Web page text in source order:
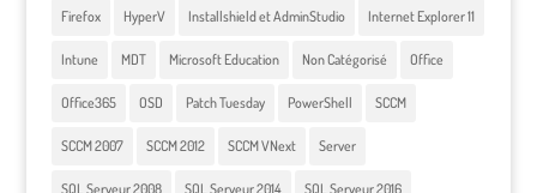
Firefox HyperV Installshield et AdminStudio Internet Explorer 11
Intune MDT Microsoft Education Non Catégorisé Office
Office365 OSD Patch Tuesday PowerShell SCCM
SCCM 2007 SCCM 2012 SCCM VNext Server
SQL Serveur 2008 SQL Serveur 2014 SQL Serveur 2016